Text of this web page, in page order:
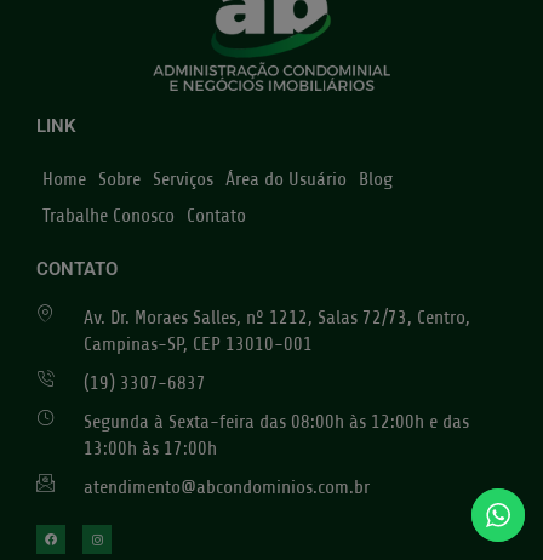
LINK
Home Sobre Serviços Área do Usuário
Blog
Trabalhe Conosco
Contato
CONTATO
Av. Dr. Moraes Salles, nº 1212, Salas 72/73, Centro,
Campinas-SP, CEP 13010-001
(19) 3307-6837
Segunda à Sexta-feira das 08:00h às 12:00h e das
13:00h às 17:00h
atendimento@abcondominios.com.br